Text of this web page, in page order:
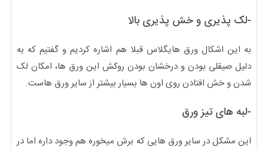
-لک پذیری و خش پذیری بالا
به این اشکال ورق هایگلاس قبلا هم اشاره کردیم و گفتیم که به
دلیل صیقلی بودن و درخشان بودن روکش این ورق ها، امکان لک
شدن و خش افتادن روی اون ها بسیار بیشتر از سایر ورق هاست.
-لبه های تیز ورق
این مشکل در سایر ورق هایی که برش میخوره هم وجود داره اما در